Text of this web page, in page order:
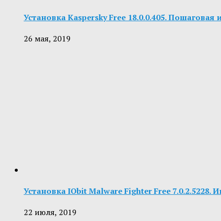
Установка Kaspersky Free 18.0.0.405. Пошаговая
26 мая, 2019
Установка IObit Malware Fighter Free 7.0.2.5228.
22 июля, 2019